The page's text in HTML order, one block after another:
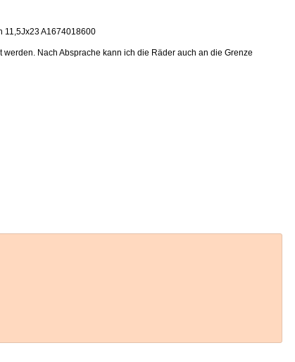
11,5Jx23 A1674018600
Nach Absprache kann ich die Räder auch an die Grenze